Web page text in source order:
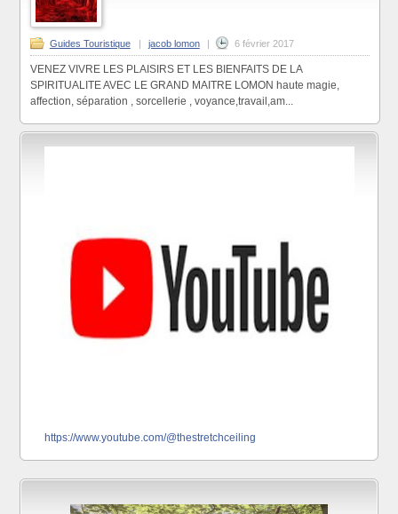
Guides Touristique | jacob lomon | 6 février 2017
VENEZ VIVRE LES PLAISIRS ET LES BIENFAITS DE LA
SPIRITUALITE AVEC LE GRAND MAITRE LOMON haute magie,
affection, séparation , sorcellerie , voyance,travail,am...
https://www.youtube.com/@thestretchceiling